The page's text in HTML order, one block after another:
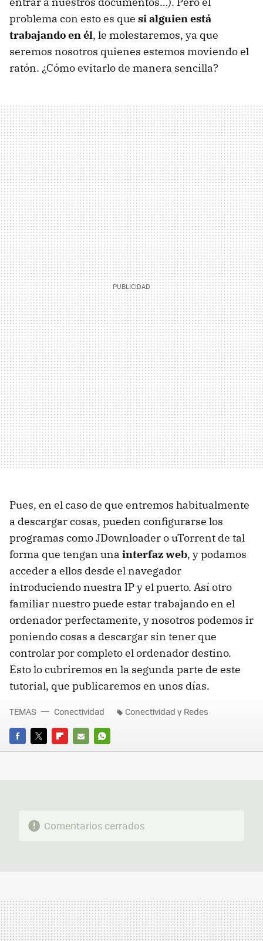
problema con esto es que si alguien está
trabajando en él, le molestaremos, ya que
seremos nosotros quienes estemos moviendo el
ratón. ¿Cómo evitarlo de manera sencilla?
Pues, en el caso de que entremos habitualmente
a descargar cosas, pueden configurarse los
programas como JDownloader o uTorrent de tal
forma que tengan una interfaz web, y podamos
acceder a ellos desde el navegador
introduciendo nuestra IP y el puerto. Así otro
familiar nuestro puede estar trabajando en el
ordenador perfectamente, y nosotros podemos ir
poniendo cosas a descargar sin tener que
controlar por completo el ordenador destino.
Esto lo cubriremos en la segunda parte de este
tutorial, que publicaremos en unos días.
FACEBOOK
TWITTERFLIPBOARD
E-
WHATSAPP
TEMAS Conectividad Conectividad y Redes
Comentarios cerrados